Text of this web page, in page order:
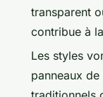
transparent
contribue à
Les styles
panneaux